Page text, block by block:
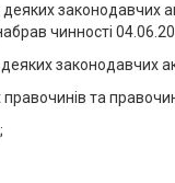
законодавчих
чинності
законодавчих
та